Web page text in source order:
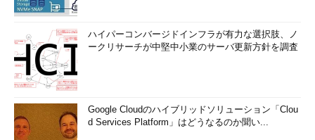
インターネット接続（インターネットからの着信
ホームネットワークまたは社内ネットワーク：
S-1-15-3-3
ピクチャライブラリ
ミュージックライブラリ ：S-1-15-3-6
ドキュメントライブラリ
ハイパーコンバージドインフラが有力な選択肢、ノ
ークリサーチが中堅中小業のサーバ更新方針を調査
Google Cloudのハイブリッドソリューション「Clou
d Services Platform」はどうなるのか聞い...